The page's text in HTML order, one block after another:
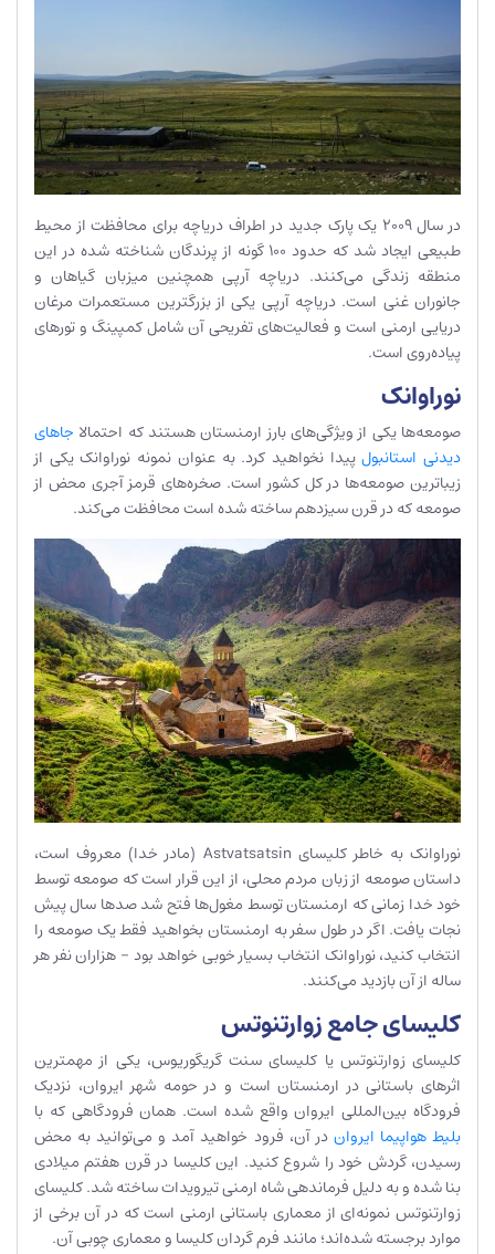
در سال 2009 یک پارک جدید در اطراف دریاچه برای محافظت از محیط
طبیعی ایجاد شد که حدود 100 گونه از پرندگان شناخته شده در این
منطقه زندگی می‌کنند. دریاچه آرپی همچنین میزبان گیاهان و
جانوران غنی است. دریاچه آرپی یکی از بزرگترین مستعمرات مرغان
دریایی ارمنی است و فعالیت‌های تفریحی آن شامل کمپینگ و تورهای
پیاده‌روی است.
نوراوانک
صومعه‌ها یکی از ویژگی‌های بارز ارمنستان هستند که احتمالا جاهای
دیدنی استانبولپیدا نخواهید کرد. به عنوان نمونه نوراوانک یکی از
زیباترین صومعه‌ها در کل کشور است. صخره‌های قرمز آجری محض از
صومعه که در قرن سیزدهم ساخته شده است محافظت می‌کند.
نوراوانک به خاطر کلیسای Astvatsatsin (مادر خدا) معروف است،
داستان صومعه از زبان مردم محلی، از این قرار است که صومعه توسط
خود خدا زمانی که ارمنستان توسط مغول‌ها فتح شد صدها سال پیش
نجات یافت. اگر در طول سفر به ارمنستان بخواهید فقط یک صومعه را
انتخاب کنید، نوراوانک انتخاب بسیار خوبی خواهد بود – هزاران نفر هر
ساله از آن بازدید می‌کنند.
کلیسای جامع زوارتنوتس
کلیسای زوارتنوتس یا کلیسای سنت گریگوریوس، یکی از مهمترین
اثرهای باستانی در ارمنستان است و در حومه شهر ایروان، نزدیک
فرودگاه بین‌المللی ایروان واقع شده است. همان فرودگاهی که با
بلیط هواپیما ایروان در آن، فرود خواهید آمد و می‌توانید به محض
رسیدن، گردش خود را شروع کنید. این کلیسا در قرن هفتم میلادی
بنا شده و به دلیل فرماندهی شاه ارمنی تیرویدات ساخته شد. کلیسای
زوارتنوتس نمونه‌ای از معماری باستانی ارمنی است که در آن برخی از
موارد برجسته شده‌اند؛ مانند فرم گردان کلیسا و معماری چوبی آن.